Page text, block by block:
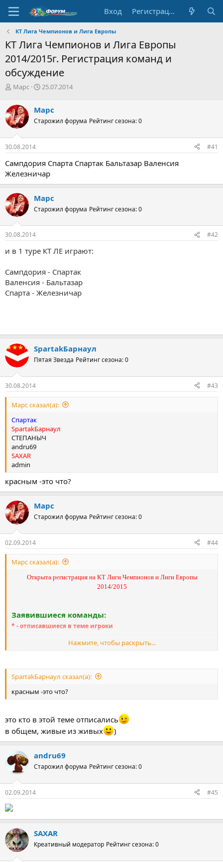
Вход Регистрация
КТ Лига Чемпионов и Лига Европы
КТ Лига Чемпионов и Лига Европы
2014/2015г. Регистрация команд и
обсуждение
А
т
о
р
т
е
м
Марс
Д
а
н
ч
а
25.07.2014
Марс
Старожил форума Рейтинг сезона: 0
30.08.2014 #41
Сампдория Спарта Спартак Бальтазар Валенсия
Железничар
Марс
Старожил форума Рейтинг сезона: 0
30.08.2014 #42
и в 1 туре КТ ЛЕ играют:
Сампдория - Спартак
Валенсия - Бальтазар
Спарта - Железничар
SpartakБарнаул
Пятая Звезда Рейтинг сезона: 0
30.08.2014 #43
Марс сказал(а):
Спартак
SpartakБарнаул
СТЕПАНЫЧ
andru69
SAXAR
admin
красным -это что?
Марс
Старожил форума Рейтинг сезона: 0
02.09.2014 #44
Марс сказал(а):
Открыта регистрация на КТ Лиги Чемпионов и Лиги Европы
2014/2015
Заявившиеся команды:
* - отписавшиеся в теме игроки
2.den_fan
3.Zenit4ik
5.Гера-Horse
Бальтазар
Марс
Piter Brok
Casper
voyadjer
vlad.babayan
Спарта
VasKahn
Vasek
Vjazmitsch
Горобец
Нажмите, чтобы раскрыть...
SpartakБарнаул сказал(а):
красным -это что?
это кто в этой теме отписались
в общем, живые из живых
)
andru69
Старожил форума Рейтинг сезона: 0
02.09.2014 #45
SAXAR
Креативный модератор Рейтинг сезона: 0